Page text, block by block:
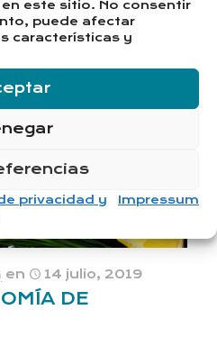
este sitio. No consentir
puede afectar
características y
privacidad y
Impressum
en 14 julio, 2019
DE